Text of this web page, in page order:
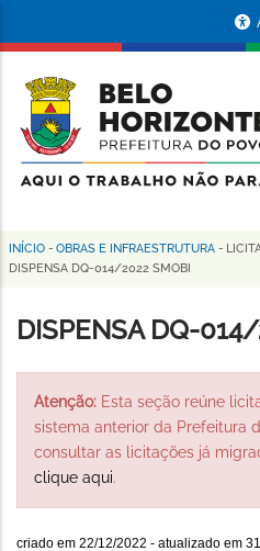
conteúdo
principal
da
Prefeitura
de
Horizonte
Trilha
navegação
INÍCIO - OBRAS E INFRAESTRUTURA -
DISPENSA DQ-014/2022 SMOBI
DISPENSA DQ-
Atenção: Esta seção reúne
sistema anterior da Prefeitura
consultar as licitações já
clique aqui.
criado em 22/12/2022 - atualizado em